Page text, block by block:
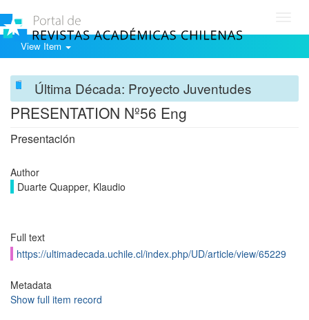
View Item
Última Década: Proyecto Juventudes
PRESENTATION Nº56 Eng
Presentación
Author
Duarte Quapper, Klaudio
Full text
https://ultimadecada.uchile.cl/index.php/UD/article/view/65229
Metadata
Show full item record